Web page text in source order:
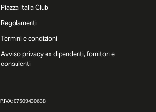
Piazza Italia Club
Regolamenti
Termini e condizioni
Avviso privacy ex dipendenti, fornitori e
consulenti
P.IVA: 07509430638